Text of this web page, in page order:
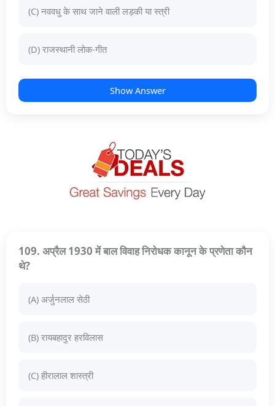
(C) नववधु के साथ जाने वाली लड़की या स्त्री
(D) राजस्थानी लोक-गीत
Show Answer
109. अप्रैल 1930 में बाल विवाह निरोधक कानून के प्रणेता कौन
थे?
(A) अर्जुनलाल सेठी
(B) रायबहादुर हरविलास
(C) हीरालाल शास्त्री